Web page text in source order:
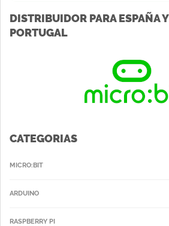
DISTRIBUIDOR PARA ESPAÑA Y
PORTUGAL
CATEGORIAS
MICRO:BIT
ARDUINO
RASPBERRY PI